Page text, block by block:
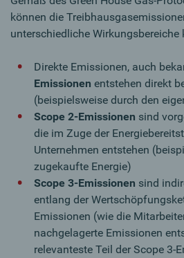
können die
unterschiedliche Wirkungsbereiche
Direkte Emissionen, auch
Emissionen entstehen direkt
(beispielsweise durch den
Scope 2-Emissionen sind
die im Zuge der
Unternehmen entstehen
zugekaufte Energie)
Scope 3-Emissionen sind
entlang der
Emissionen (wie die
nachgelagerte Emissionen
relevanteste Teil der Scope 3-